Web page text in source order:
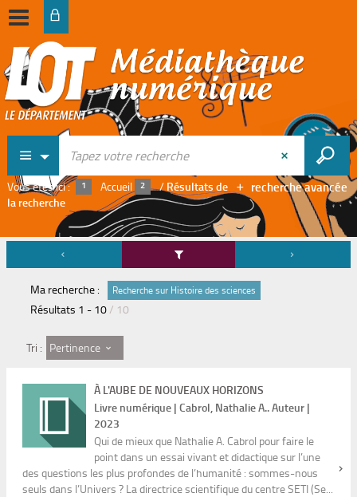
recherche avancée
Vous êtes ici : Accueil /Résultats de
la recherche
Ma recherche : Recherche sur Histoire des sciences
Résultats 1 - 10 / 10
Tri : Pertinence
À L'AUBE DE NOUVEAUX HORIZONS
Livre numérique | Cabrol, Nathalie A.. Auteur |
2023
Qui de mieux que Nathalie A. Cabrol pour faire le
point dans un essai vivant et didactique sur l’une
des questions les plus profondes de l’humanité : sommes-nous
seuls dans l’Univers ? La directrice scientifique du centre SETI (Se...